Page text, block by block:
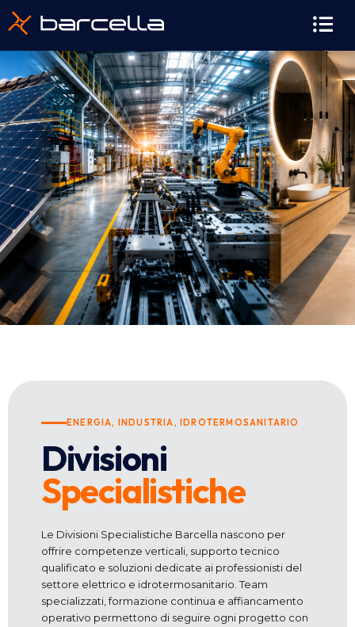
contenuto
ENERGIA, INDUSTRIA, IDROTERMOSANITARIO
Divisioni
Specialistiche
Le Divisioni Specialistiche Barcella nascono per
offrire competenze verticali, supporto tecnico
qualificato e soluzioni dedicate ai professionisti del
settore elettrico e idrotermosanitario. Team
specializzati, formazione continua e affiancamento
operativo permettono di seguire ogni progetto con